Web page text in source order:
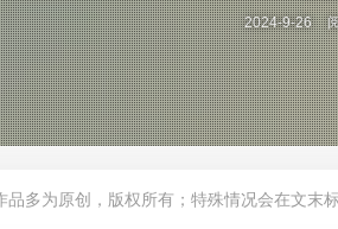
2024-9-26
品多为原创，版权所有；特殊情况会在文末